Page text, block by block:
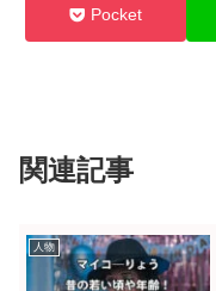
Pocket
関連記事
人物